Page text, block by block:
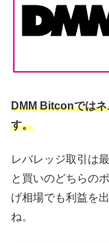
DMM Bitconではネ
す。
レバレッジ取引は
と買いのどちらの
げ相場でも利益を
ね。